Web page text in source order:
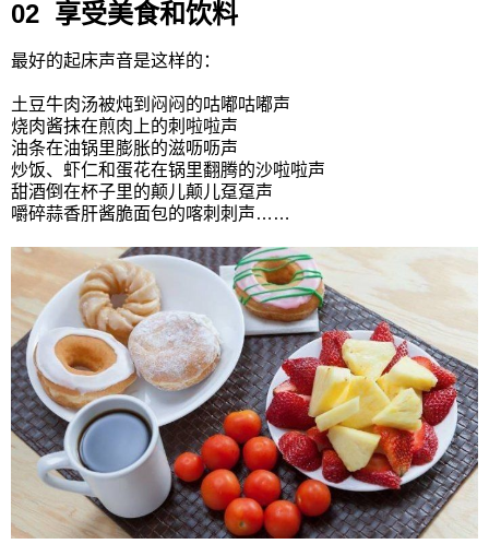
02 享受美食和饮料
最好的起床声音是这样的：
土豆牛肉汤被炖到闷闷的咕嘟咕嘟声
烧肉酱抹在煎肉上的刺啦啦声
油条在油锅里膨胀的滋呖呖声
炒饭、虾仁和蛋花在锅里翻腾的沙啦啦声
甜酒倒在杯子里的颠儿颠儿趸趸声
嚼碎蒜香肝酱脆面包的喀刺刺声……